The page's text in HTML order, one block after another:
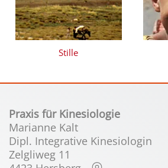
Stille
Praxis für Kinesiologie
Marianne Kalt
Dipl. Integrative Kinesiologin
Zelgliweg 11